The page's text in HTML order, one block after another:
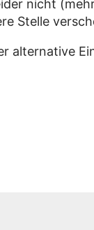
nicht
Stelle
alternative